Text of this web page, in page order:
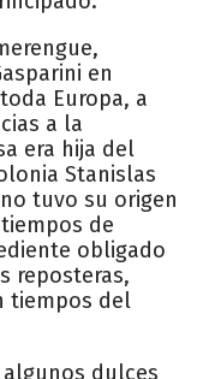
en
Europa, a
a la
era hija del
Stanislas
tuvo su origen
de
obligado
reposteras,
tiempos del
dulces